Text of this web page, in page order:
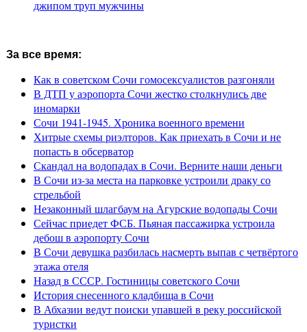
джипом труп мужчины
За все время:
Как в советском Сочи гомосексуалистов разгоняли
В ДТП у аэропорта Сочи жестко столкнулись две
иномарки
Сочи 1941-1945. Хроника военного времени
Хитрые схемы риэлторов. Как приехать в Сочи и не
попасть в обсерватор
Скандал на водопадах в Сочи. Верните наши деньги
В Сочи из-за места на парковке устроили драку со
стрельбой
Незаконный шлагбаум на Агурские водопады Сочи
Сейчас приедет ФСБ. Пьяная пассажирка устроила
дебош в аэропорту Сочи
В Сочи девушка разбилась насмерть выпав с четвёртого
этажа отеля
Назад в СССР. Гостиницы советского Сочи
История снесенного кладбища в Сочи
В Абхазии ведут поиски упавшей в реку российской
туристки